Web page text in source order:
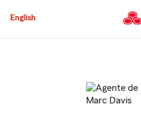
al
English